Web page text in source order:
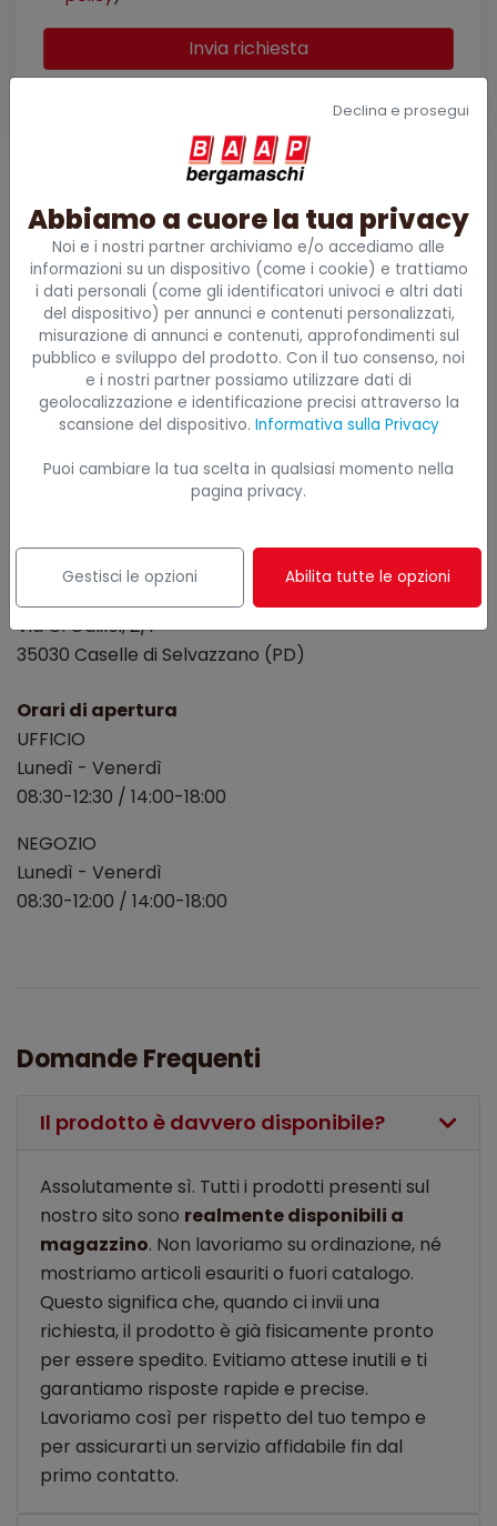
Invia richiesta
Contattaci
Per qualsiasi informazione non esitare a
contattarci!
+39 049 897 5888
info@baap.it
CHIAMA ORA
Sede principale
Via G. Galilei, 2/I
35030 Caselle di Selvazzano (PD)
Orari di apertura
UFFICIO
Lunedì - Venerdì
08:30-12:30 / 14:00-18:00
NEGOZIO
Lunedì - Venerdì
08:30-12:00 / 14:00-18:00
Domande Frequenti
Il prodotto è davvero disponibile?
Assolutamente sì. Tutti i prodotti presenti sul
nostro sito sono realmente disponibili a
magazzino. Non lavoriamo su ordinazione, né
mostriamo articoli esauriti o fuori catalogo.
Questo significa che, quando ci invii una
richiesta, il prodotto è già fisicamente pronto
per essere spedito. Evitiamo attese inutili e ti
garantiamo risposte rapide e precise.
Lavoriamo così per rispetto del tuo tempo e
per assicurarti un servizio affidabile fin dal
primo contatto.
Declina e prosegui
Abbiamo a cuore la tua privacy
Noi e i nostri partner archiviamo e/o accediamo alle
informazioni su un dispositivo (come i cookie) e trattiamo
i dati personali (come gli identificatori univoci e altri dati
del dispositivo) per annunci e contenuti personalizzati,
misurazione di annunci e contenuti, approfondimenti sul
pubblico e sviluppo del prodotto. Con il tuo consenso, noi
e i nostri partner possiamo utilizzare dati di
geolocalizzazione e identificazione precisi attraverso la
scansione del dispositivo. Informativa sulla Privacy
Puoi cambiare la tua scelta in qualsiasi momento nella
pagina privacy.
Gestisci le opzioni Abilita tutte le opzioni